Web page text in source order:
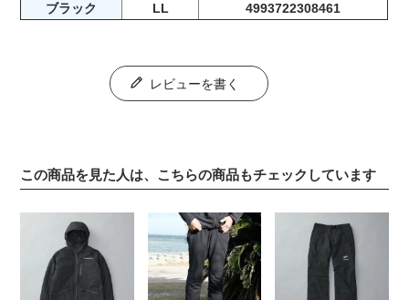
ブラック
LL 4993722308461
レビューを書く
この商品を見た人は、こちらの商品もチェックしています